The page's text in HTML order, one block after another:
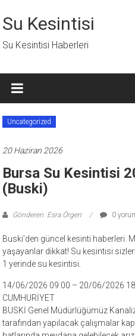
geç
Su Kesintisi
Su Kesintisi Haberleri
Uncategorized
20 Haziran 2026
Bursa Su Kesintisi
(Buski)
Gönderen: Esra Örgen 0
Buski’den güncel kesinti haberleri.
yaşayanlar dikkat! Su kesintisi
1 yerinde su kesintisi.
14/06/2026 09:00 – 20/06/2026
CUMHURİYET
BUSKİ Genel Müdürlüğümüz
tarafından yapılacak çalışmalar